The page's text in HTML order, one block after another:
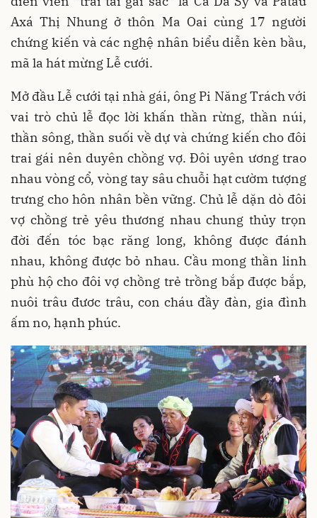
Axá Thị Nhung ở thôn Ma Oai cùng 17 người
chứng kiến và các nghệ nhân biểu diễn kèn bầu,
mã la hát mừng Lễ cưới.
Mở đầu Lễ cưới tại nhà gái, ông Pi Năng Trách với
vai trò chủ lễ đọc lời khấn thần rừng, thần núi,
thần sông, thần suối về dự và chứng kiến cho đôi
trai gái nên duyên chồng vợ. Đôi uyên ương trao
nhau vòng cổ, vòng tay sâu chuỗi hạt cườm tượng
trưng cho hôn nhân bền vững. Chủ lễ dặn dò đôi
vợ chồng trẻ yêu thương nhau chung thủy trọn
đời đến tóc bạc răng long, không được đánh
nhau, không được bỏ nhau. Cầu mong thần linh
phù hộ cho đôi vợ chồng trẻ trồng bắp được bắp,
nuôi trâu đươc trâu, con cháu đầy đàn, gia đình
ấm no, hạnh phúc.